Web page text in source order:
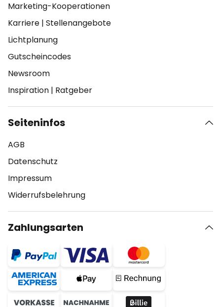
Marketing-Kooperationen
Karriere | Stellenangebote
Lichtplanung
Gutscheincodes
Newsroom
Inspiration | Ratgeber
Seiteninfos
AGB
Datenschutz
Impressum
Widerrufsbelehrung
Zahlungsarten